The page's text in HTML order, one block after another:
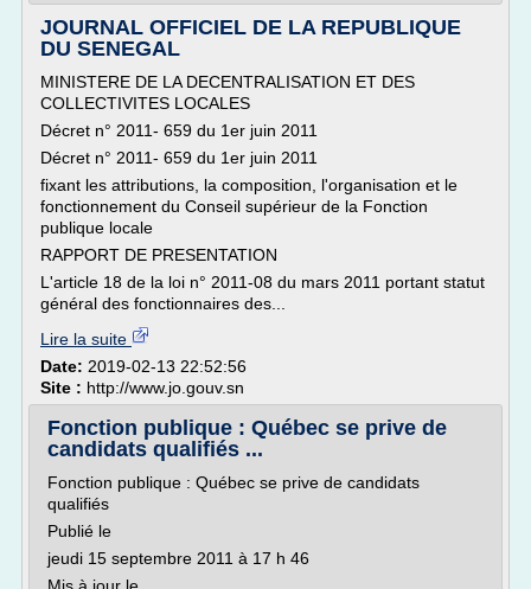
JOURNAL OFFICIEL DE LA REPUBLIQUE
DU SENEGAL
MINISTERE DE LA DECENTRALISATION ET DES
COLLECTIVITES LOCALES
Décret n° 2011- 659 du 1er juin 2011
Décret n° 2011- 659 du 1er juin 2011
fixant les attributions, la composition, l'organisation et le
fonctionnement du Conseil supérieur de la Fonction
publique locale
RAPPORT DE PRESENTATION
L'article 18 de la loi n° 2011-08 du mars 2011 portant statut
général des fonctionnaires des...
Lire la suite
Date: 2019-02-13 22:52:56
Site : http://www.jo.gouv.sn
Fonction publique : Québec se prive de
candidats qualifiés ...
Fonction publique : Québec se prive de candidats
qualifiés
Publié le
jeudi 15 septembre 2011 à 17 h 46